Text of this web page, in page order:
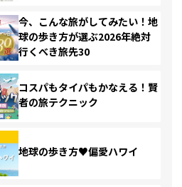
今、こんな旅がしてみたい！地
球の歩き方が選ぶ2026年絶対
行くべき旅先30
コスパもタイパもかなえる！賢
者の旅テクニック
地球の歩き方♥偏愛ハワイ